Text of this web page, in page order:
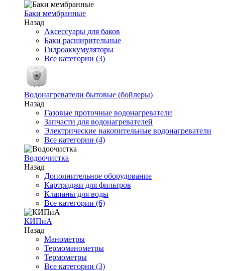
Баки мембранные
Назад
Аксессуары для баков
Баки расширительные
Гидроаккумуляторы
Все категории (3)
Водонагреватели бытовые (бойлеры)
Назад
Газовые проточные водонагреватели
Запчасти для водонагревателей
Электрические накопительные водонагреватели
Все категории (4)
Водоочистка
Назад
Дополнительное оборудование
Картриджи для фильтров
Клапаны для воды
Все категории (6)
КИПиА
Назад
Манометры
Термоманометры
Термометры
Все категории (3)